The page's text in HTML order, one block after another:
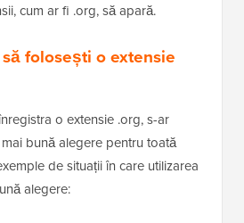
cum ar fi .org, să apară.
folosești o extensie
o extensie .org, s-ar
bună alegere pentru toată
de situații în care utilizarea
alegere: